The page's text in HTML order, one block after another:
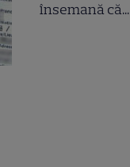
însemană că...